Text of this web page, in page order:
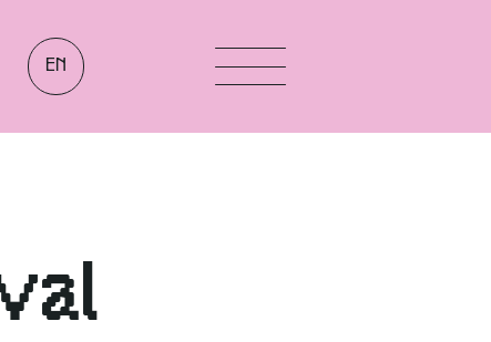
EN